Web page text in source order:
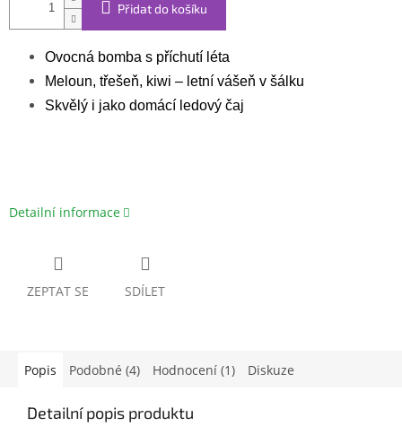
Přidat do košíku
Ovocná bomba s příchutí léta
Meloun, třešeň, kiwi – letní vášeň v šálku
Skvělý i jako domácí ledový čaj
Detailní informace
ZEPTAT SE SDÍLET
Popis Podobné (4) Hodnocení (1) Diskuze
Detailní popis produktu